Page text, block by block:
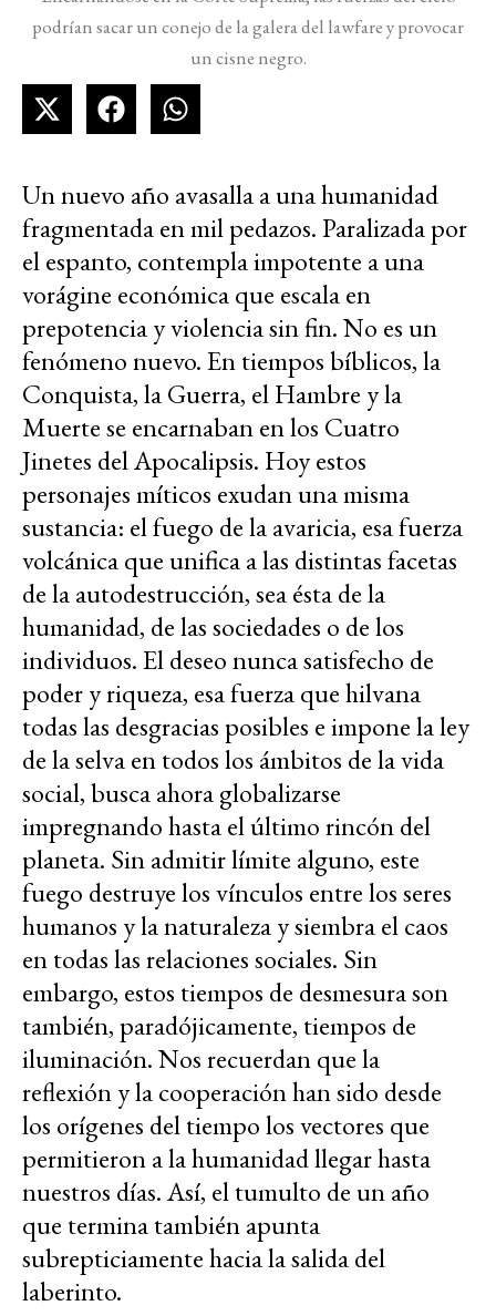
podrían sacar un conejo de la galera del lawfare y provocar
un cisne negro.
Un nuevo año avasalla a una humanidad
fragmentada en mil pedazos. Paralizada por
el espanto, contempla impotente a una
vorágine económica que escala en
prepotencia y violencia sin fin. No es un
fenómeno nuevo. En tiempos bíblicos, la
Conquista, la Guerra, el Hambre y la
Muerte se encarnaban en los Cuatro
Jinetes del Apocalipsis. Hoy estos
personajes míticos exudan una misma
sustancia: el fuego de la avaricia, esa fuerza
volcánica que unifica a las distintas facetas
de la autodestrucción, sea ésta de la
humanidad, de las sociedades o de los
individuos. El deseo nunca satisfecho de
poder y riqueza, esa fuerza que hilvana
todas las desgracias posibles e impone la ley
de la selva en todos los ámbitos de la vida
social, busca ahora globalizarse
impregnando hasta el último rincón del
planeta. Sin admitir límite alguno, este
fuego destruye los vínculos entre los seres
humanos y la naturaleza y siembra el caos
en todas las relaciones sociales. Sin
embargo, estos tiempos de desmesura son
también, paradójicamente, tiempos de
iluminación. Nos recuerdan que la
reflexión y la cooperación han sido desde
los orígenes del tiempo los vectores que
permitieron a la humanidad llegar hasta
nuestros días. Así, el tumulto de un año
que termina también apunta
subrepticiamente hacia la salida del
laberinto.